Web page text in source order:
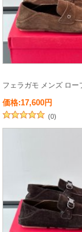
フェラガモ メンズ ロー
価格:17,600円
(0)